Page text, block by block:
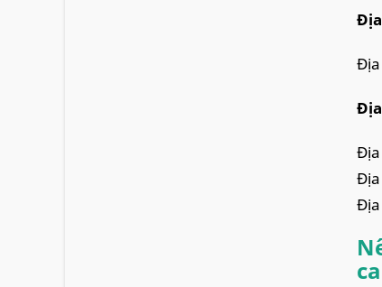
Địa
Địa
Địa
Địa